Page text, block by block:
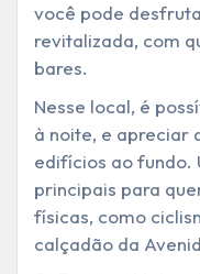
você pode
revitalizada, com
bares.
Nesse local, é
à noite, e apreciar
edifícios ao fundo.
principais para
físicas, como
calçadão da